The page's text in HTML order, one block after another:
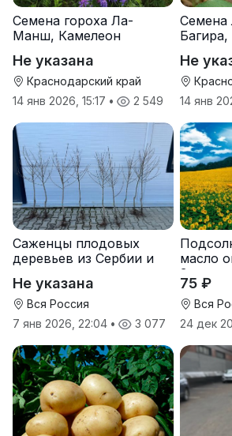
Семена гороха Ла-
Манш, Камелеон
Не указана
Краснодарский край
14 янв 2026, 15:17 • 2 549
Не
14 янв
Саженцы плодовых
деревьев из Сербии и
Не указана
Вся Россия
7 янв 2026, 22:04 • 3 077
масло
75 ₽
Вся
24 дек